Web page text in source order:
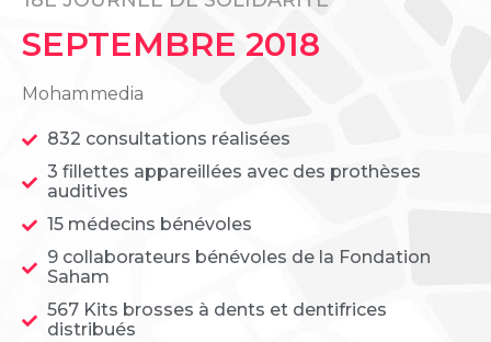
SEPTEMBRE 2018
Mohammedia
832 consultations réalisées
3 fillettes appareillées avec des prothèses
auditives
15 médecins bénévoles
9 collaborateurs bénévoles de la Fondation
Saham
567 Kits brosses à dents et dentifrices
distribués